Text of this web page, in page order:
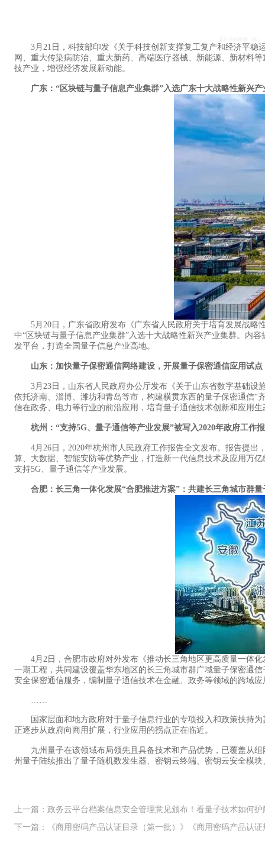
3月21日，科技部印发《关于科技创新支撑复工复产和经济平稳
网、重大传染病防治、重大新药、高端医疗器械、新能源、新材料
技产业，增强经济发展新动能。
广东：“区块链与量子信息产业集群”入选广东十大战略性新兴产
5月20日，广东省政府发布《广东省人民政府关于培育发展战略
中“区块链与量子信息产业集群”入选十大战略性新兴产业集群。内
发平台，打造全国量子信息产业高地。
山东：加快量子保密通信网络建设，开展量子保密通信应用试点
3月23日，山东省人民政府办公厅发布《关于山东省数字基础设
依托济南、淄博、潍坊和青岛等市，构建横贯东西的量子保密通信
信在政务、电力等行业的前沿应用，培育量子通信技术创新和应用
杭州：“支持5G、量子通信等产业发展”被写入2020年政府工作
4月26日，2020年杭州市人民政府工作报告全文发布。报告提出
算、大数据、智能安防等优势产业，打造新一代信息技术及应用万
支持5G、量子通信等产业发展。
合肥：长三角一体化发展“合肥推进方案”：共建长三角城市群
4月2日，合肥市政府对外发布《推动长三角地区更高质量一体化
一期工程，共同建设覆盖华东地区的长三角城市群广域量子保密通
安全保密通信服务，编制量子通信技术在金融、政务等领域的跨域
……
国家层面和地方政府对于量子信息行业的专项投入和政策扶持为
正逐步从政府向商用扩展，行业应用的拐点正在临近。
九州量子在该领域布局领先且具备技术和产品优势，已覆盖从组
州量子陆续推出了量子随机数发生器、密钥云终端、密钥云安全模
上一篇：政务云平台档案信息安全管理意见颁布！看量子技术如何
下一篇：《商用密码产品认证目录（第一批）》《商用密码产品认证